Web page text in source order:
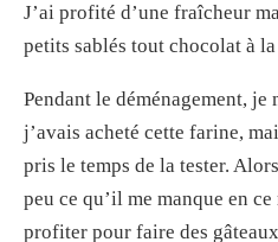
J’ai profité d’une fraîcheur
petits sablés tout chocolat à
Pendant le déménagement, je
j’avais acheté cette farine,
pris le temps de la tester.
peu ce qu’il me manque en
profiter pour faire des